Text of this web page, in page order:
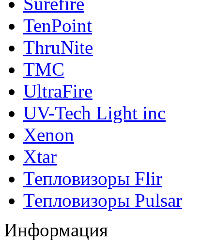
TenPoint
ThruNite
TMC
UltraFire
UV-Tech Light inc
Xenon
Xtar
Тепловизоры Flir
Тепловизоры Pulsar
Информация